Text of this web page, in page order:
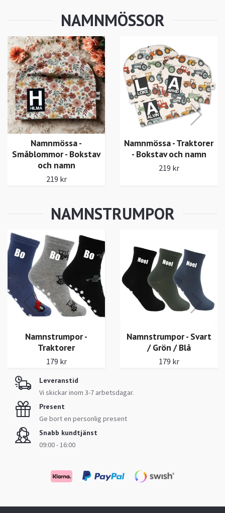
Namnmössa - Traktorer
- Bokstav och namn
219 kr
Svart namnmössa -
Krona
219 kr
Namnstrumpor - Svart
/ Grön / Blå
179 kr
Namnstrumpor - Beige
/ Rosa / Mörkrosa
179 kr
Leveranstid
Vi skickar inom 3-7 arbetsdagar.
Present
Ge bort en personlig present
Snabb kundtjänst
09:00 - 16:00